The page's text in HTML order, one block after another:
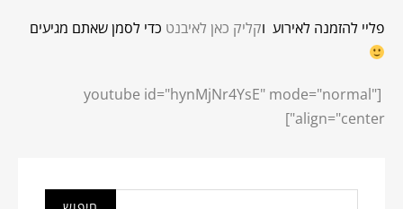
פליי להזמנה לאירוע וקליק כאן לאיבנט כדי לסמן שאתם מגיעים
[youtube id="hynMjNr4YsE" mode="normal"
align="center"]